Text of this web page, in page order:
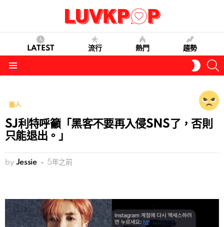
LATEST 流行 熱門 趨勢
SKIN
藝人
SJ利特呼籲「黑客不要再入侵SNS了，否則
只能退出。」
by Jessie 5年之前